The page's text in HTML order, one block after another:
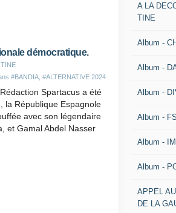
démocratique.
#BANDIA #ALTERNATIVE 2024
Spartacus a été
la République Espagnole
avec son légendaire
et Gamal Abdel Nasser
A LA
TINE
Album -
Album -
Album -
Album -
Album -
Album -
APPEL
DE LA